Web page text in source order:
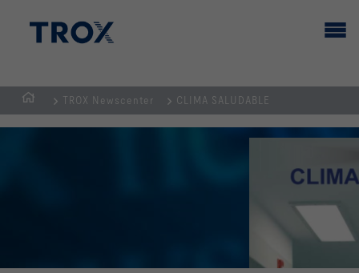
PÁGINA
TROX Newscenter CLIMA SALUDABLE